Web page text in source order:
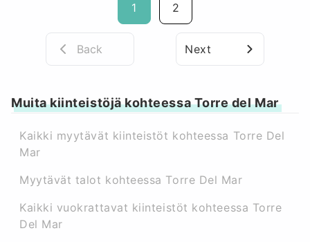
1 2
Back Next
Muita kiinteistöjä kohteessa Torre del Mar
Kaikki myytävät kiinteistöt kohteessa Torre Del
Mar
Myytävät talot kohteessa Torre Del Mar
Kaikki vuokrattavat kiinteistöt kohteessa Torre
Del Mar